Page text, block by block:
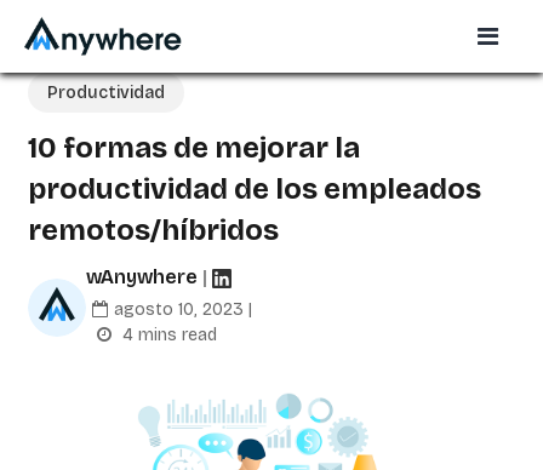
Productividad
10 formas de mejorar la
productividad de los empleados
remotos/híbridos
wAnywhere |
agosto 10, 2023 |
4 mins read